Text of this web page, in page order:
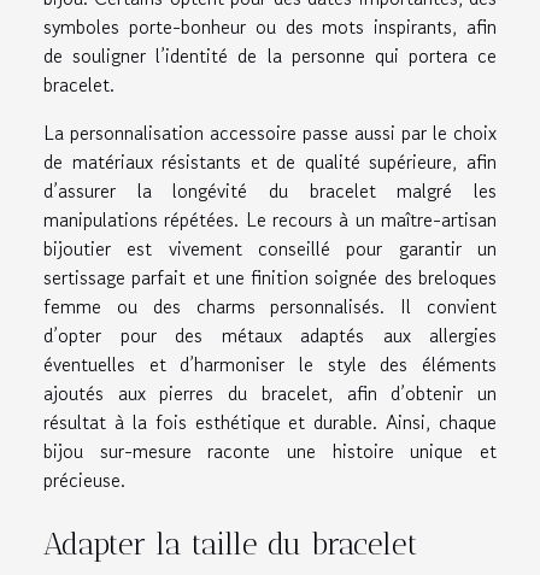
symboles porte-bonheur ou des mots inspirants, afin
de souligner l’identité de la personne qui portera ce
bracelet.
La personnalisation accessoire passe aussi par le choix
de matériaux résistants et de qualité supérieure, afin
d’assurer la longévité du bracelet malgré les
manipulations répétées. Le recours à un maître-artisan
bijoutier est vivement conseillé pour garantir un
sertissage parfait et une finition soignée des breloques
femme ou des charms personnalisés. Il convient
d’opter pour des métaux adaptés aux allergies
éventuelles et d’harmoniser le style des éléments
ajoutés aux pierres du bracelet, afin d’obtenir un
résultat à la fois esthétique et durable. Ainsi, chaque
bijou sur-mesure raconte une histoire unique et
précieuse.
Adapter la taille du bracelet